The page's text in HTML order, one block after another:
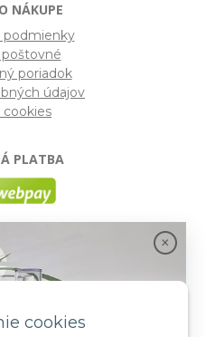
cookies
NÁKUPE
podmienky
poriadok
údajov
cookies
PLATBA
systém pre platby
z najpoužívanejších
e-shopoch. Spĺňa